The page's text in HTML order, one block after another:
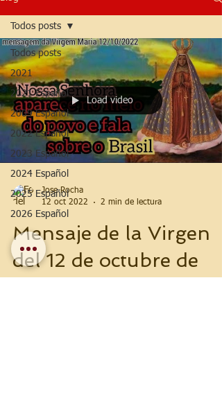
Todos posts
2021
2021 Español
2009 Español
2022 Español
2023 Español
2024 Español
2025 Español
2026 Español
Todos posts
Load video
Jose Rocha
12 oct 2022
2 min de lectura
Mensaje de la Virgen
del 12 de octubre de